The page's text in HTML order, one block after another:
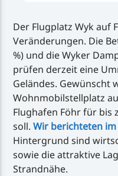
Der Flugplatz Wyk auf
Veränderungen. Die
%) und die Wyker
prüfen derzeit eine
Geländes. Gewünscht
Wohnmobilstellplatz
Flughafen Föhr für bis
soll. Wir berichteten im
Hintergrund sind
sowie die attraktive
Strandnähe.